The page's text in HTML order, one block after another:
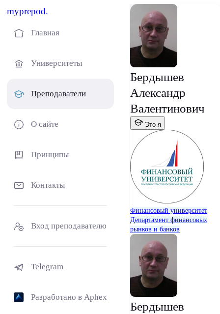
myprepod.
Главная
Университеты
Преподаватели
О сайте
Принципы
Контакты
Вход преподавателю
Telegram
Разработано в Aphex
Бердышев
Александр
Валентинович
Это я
Финансовый университет
Департамент финансовых
рынков и банков
Бердышев